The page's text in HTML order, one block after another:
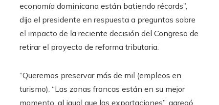
economía dominicana están batiendo récords”,
dijo el presidente en respuesta a preguntas sobre
el impacto de la reciente decisión del Congreso de
retirar el proyecto de reforma tributaria.
“Queremos preservar más de mil (empleos en
turismo). “Las zonas francas están en su mejor
momento, al igual que las exportaciones”, agregó,